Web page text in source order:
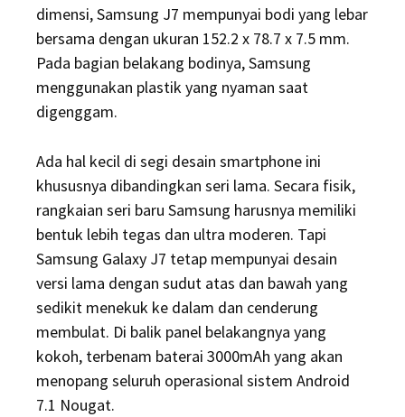
dimensi, Samsung J7 mempunyai bodi yang lebar
bersama dengan ukuran 152.2 x 78.7 x 7.5 mm.
Pada bagian belakang bodinya, Samsung
menggunakan plastik yang nyaman saat
digenggam.
Ada hal kecil di segi desain smartphone ini
khususnya dibandingkan seri lama. Secara fisik,
rangkaian seri baru Samsung harusnya memiliki
bentuk lebih tegas dan ultra moderen. Tapi
Samsung Galaxy J7 tetap mempunyai desain
versi lama dengan sudut atas dan bawah yang
sedikit menekuk ke dalam dan cenderung
membulat. Di balik panel belakangnya yang
kokoh, terbenam baterai 3000mAh yang akan
menopang seluruh operasional sistem Android
7.1 Nougat.